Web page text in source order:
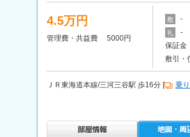
4.5万円
管理費・共益費 5000円
敷 -
礼
-
保証
敷引
ＪＲ東海道本線/三河三谷駅 歩16分 [ 乗